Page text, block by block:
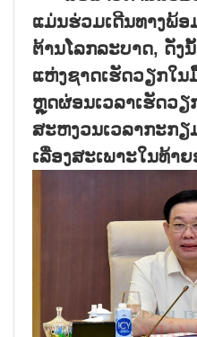
ແມ່ນຮ່ວມເດີນທາງພ້
ຕ້ານໂລກລະບາດ, ດັ່ງ
ແຫ່ງຊາດເຮັດວຽກໃ
ຫຼຸດຜ່ອນເວລາເຮັດວຽ
ສະຫງວນເວລາກະກ
ເລື່ອງສະເພາະໃນທ້າ